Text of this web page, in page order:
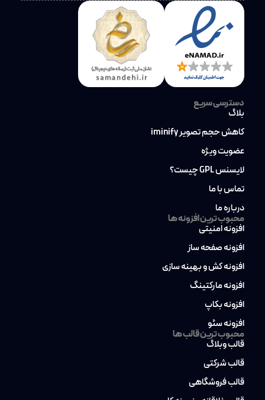
دسترسی سریع
بلاگ
کاهش حجم تصویر iminify
عضویت ویژه
لایسنس GPL چیست؟
تماس با ما
درباره ما
محبوب ترین افزونه ها
افزونه امنیتی
افزونه صفحه ساز
افزونه کش و بهینه سازی
افزونه مارکتینگ
افزونه بکاپ
افزونه سئو
محبوب ترین قالب ها
قالب وبلاگ
قالب شرکتی
قالب فروشگاهی